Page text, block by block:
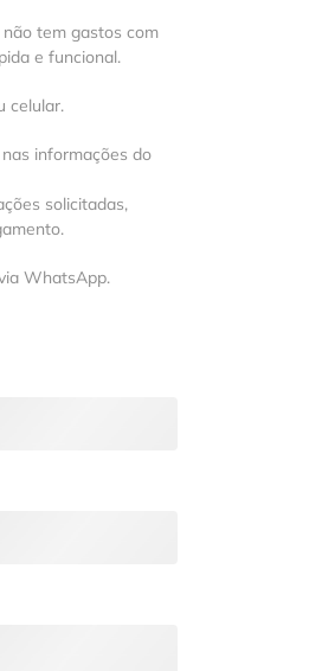
tem gastos com
e funcional.
celular.
informações do
solicitadas,
WhatsApp.